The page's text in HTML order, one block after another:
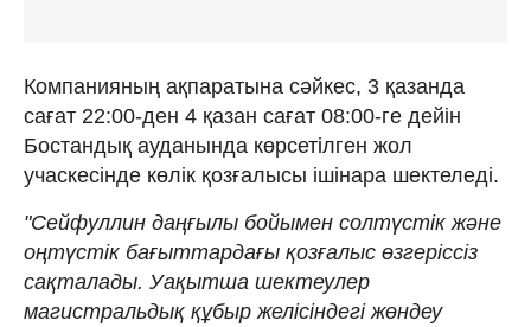
Компанияның ақпаратына сәйкес, 3 қазанда
сағат 22:00-ден 4 қазан сағат 08:00-ге дейін
Бостандық ауданында көрсетілген жол
учаскесінде көлік қозғалысы ішінара шектеледі.
"Сейфуллин даңғылы бойымен солтүстік және
оңтүстік бағыттардағы қозғалыс өзгеріссіз
сақталады. Уақытша шектеулер
магистральдық құбыр желісіндегі жөндеу